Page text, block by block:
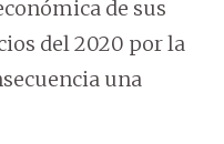
de sus
del 2020 por la
una